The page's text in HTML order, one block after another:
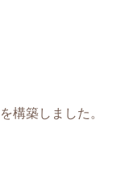
を構築しました。